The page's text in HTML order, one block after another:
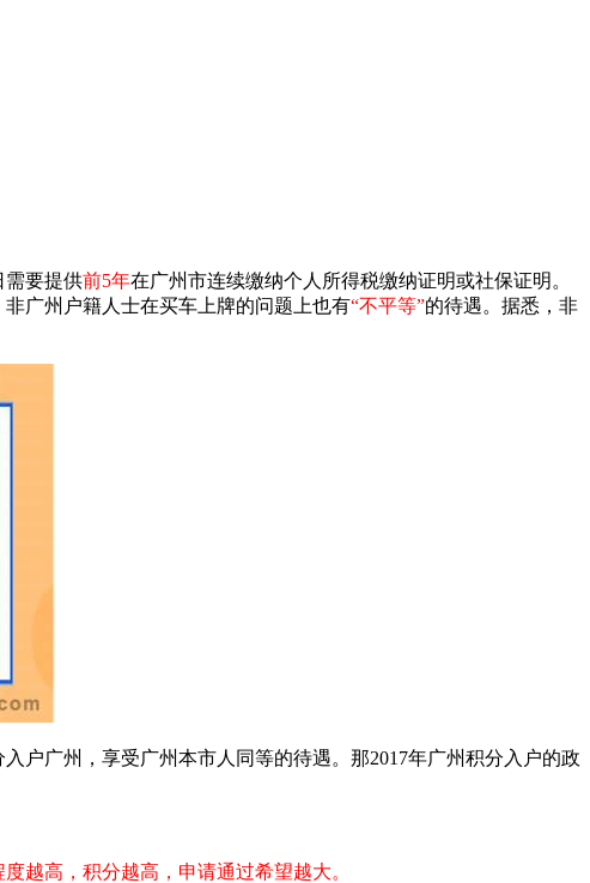
要提供前5年在广州市连续缴纳个人所得税缴纳证明或社保证明。
广州户籍人士在买车上牌的问题上也有“不平等”的待遇。据悉，非
广州，享受广州本市人同等的待遇。那2017年广州积分入户的政
越高，积分越高，申请通过希望越大。